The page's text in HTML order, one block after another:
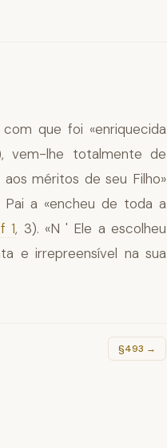
que foi «enriquecida
vem-lhe totalmente de
méritos de seu Filho»
a «encheu de toda a
1, 3). «N ' Ele a escolheu
e irrepreensível na sua
§493 →